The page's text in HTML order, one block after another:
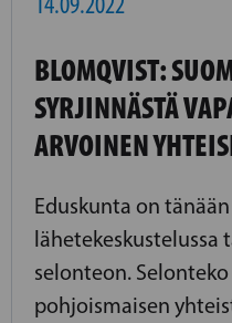
BLOMQVIST:
SYRJINNÄSTÄ
ARVOINEN
Eduskunta on
lähetekeskustelussa
selonteon.
pohjoismaisen